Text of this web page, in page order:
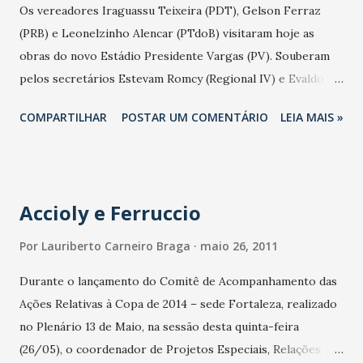
têm que terminar em 18 de julho. "Estamos correndo
contra o tempo para realizar todo Termo de Ajuste do
Ministério Público. Agora temos uma acelerado devido esta
folga na tabela do time do Ceará que realiza jogos fora.
Mas acredito que pelo trabalho ...
Os vereadores Iraguassu Teixeira (PDT), Gelson Ferraz
(PRB) e Leonelzinho Alencar (PTdoB) visitaram hoje as
obras do novo Estádio Presidente Vargas (PV). Souberam
pelos secretários Estevam Romcy (Regional IV) e Evaldo
Ministério Público Estadual para finalização total da obra
Fortaleza e Acompanhamento das Obras do novo PV. Uma
COMPARTILHAR POSTAR UM COMENTÁRIO LEIA MAIS »
Accioly e Ferruccio
Por Lauriberto Carneiro Braga maio 26, 2011
Durante o lançamento do Comitê de Acompanhamento das
Ações Relativas à Copa de 2014 – sede Fortaleza, realizado
no Plenário 13 de Maio, na sessão desta quinta-feira
(26/05), o coordenador de Projetos Especiais, Relações